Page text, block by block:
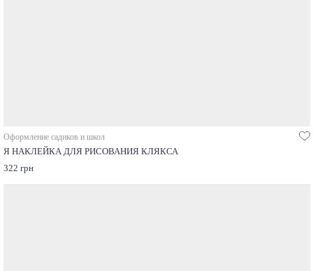
Оформление садиков и школ
Я НАКЛЕЙКА ДЛЯ РИСОВАНИЯ КЛЯКСА
322 грн